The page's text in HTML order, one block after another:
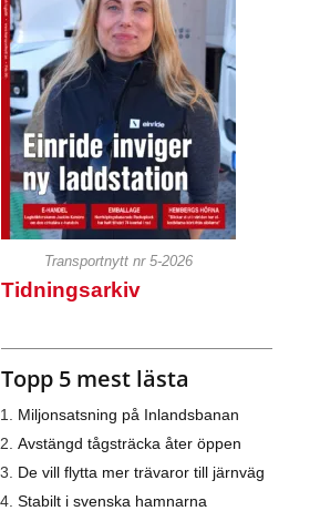
Transportnytt nr 5-2026
Tidningsarkiv
Topp 5 mest lästa
Miljonsatsning på Inlandsbanan
Avstängd tågsträcka åter öppen
De vill flytta mer trävaror till järnväg
Stabilt i svenska hamnarna